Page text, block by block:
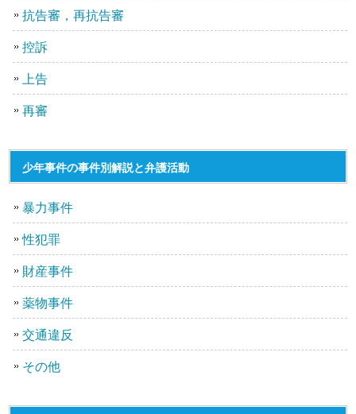
抗告審，再抗告審
控訴
上告
再審
少年事件の事件別解説と弁護活動
暴力事件
性犯罪
財産事件
薬物事件
交通違反
その他